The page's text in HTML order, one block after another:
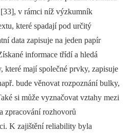
[33], v rámci níž výzkumník
které spadají pod určitý
data zapisuje na jeden papír
informace třídí a hledá
mají společné prvky, zapisuje
bude věnovat rozpoznání bulky,
si může vyznačovat vztahy mezi
zpracování rozhovorů
K zajištění reliability byla